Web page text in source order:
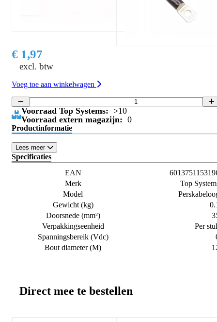
€ 1,97
excl. btw
Voeg toe aan winkelwagen
Voorraad Top Systems: >10
Voorraad extern magazijn: 0
Productinformatie
Lees meer
Specificaties
EAN
Merk
Top
Model
Gewicht (kg)
Doorsnede (mm²)
Verpakkingseenheid
Per
Spanningsbereik (Vdc)
Bout diameter (M)
Direct mee te bestellen